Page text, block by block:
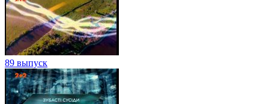
89 выпуск